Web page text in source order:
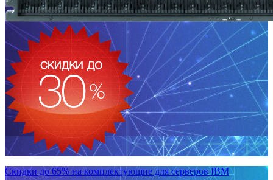
Скидки до 65% на комплектующие для серверов IBM